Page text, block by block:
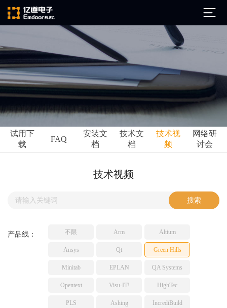
公司简介
发展历程
企业文化
ARM
Ansys
Perforce
TESSY
亿道动态
市场活动
技术文档
网络研讨会
试用下
载
FAQ
安装文
档
技术文
档
技术视
频
网络研
讨会
技术视频
产品线： 不限 Arm Altium
Ansys Qt Green Hills
Minitab EPLAN QA Systems
Opentext Visu-IT! HighTec
PLS Ashing IncrediBuild